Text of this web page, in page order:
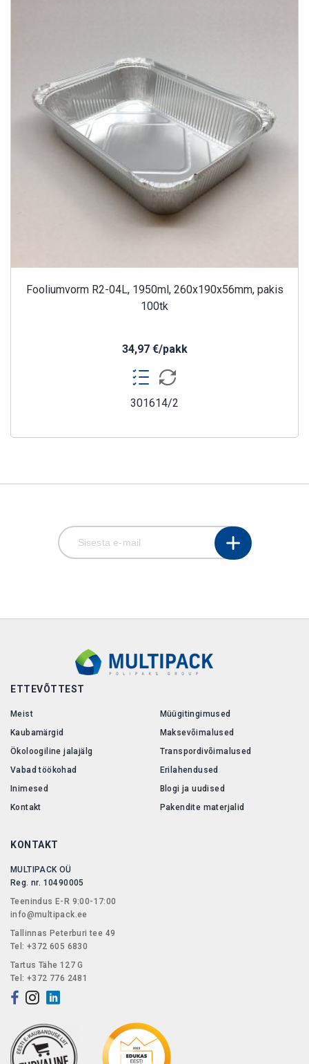
Fooliumvorm R2-04L, 1950ml, 260x190x56mm, pakis
100tk
34,97 €/pakk
301614/2
ETTEVÕTTEST
Meist
Kaubamärgid
Ökoloogiline jalajälg
Vabad töökohad
Inimesed
Kontakt
Müügitingimused
Maksevõimalused
Transpordivõimalused
Erilahendused
Blogi ja uudised
Pakendite materjalid
KONTAKT
MULTIPACK OÜ
Reg. nr. 10490005
Teenindus E-R 9:00-17:00
info@multipack.ee
Tallinnas Peterburi tee 49
Tel: +372 605 6830
Tartus Tähe 127 G
Tel: +372 776 2481